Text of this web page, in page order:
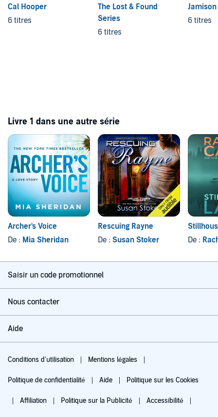
Cal Hooper
6 titres
The Lost & Found
Series
6 titres
6 titres
Livre 1 dans une autre série
Archer's Voice
De : Mia Sheridan
Rescuing Rayne
De : Susan Stoker
De :
Saisir un code promotionnel
Nous contacter
Aide
Conditions d'utilisation Mentions légales
Politique de confidentialité Aide Politique sur les Cookies
Affiliation Politique sur la Publicité Accessibilité